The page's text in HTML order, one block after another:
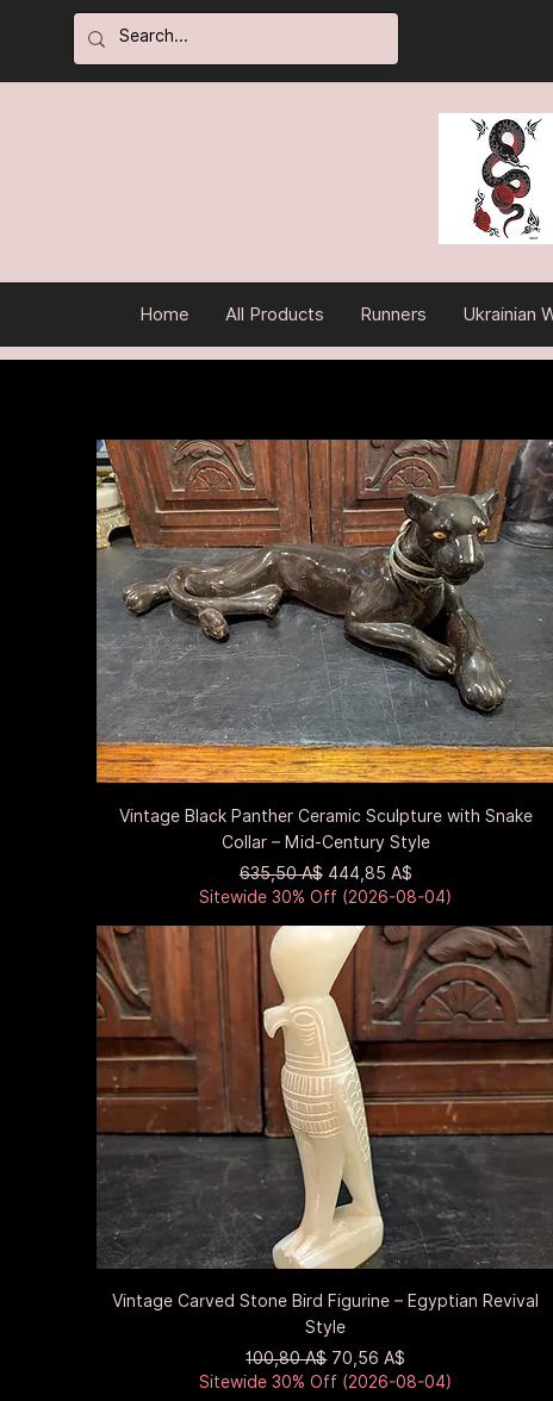
Home All Products Runners Ukrainian
Быстрый просмотр
Vintage Black Panther Ceramic Sculpture with Snake
Collar – Mid-Century Style
Обычная цена
635,50 A$ Цена со скидкой
444,85 A$
Sitewide 30% Off (2026-08-04)
Быстрый просмотр
Vintage Carved Stone Bird Figurine – Egyptian Revival
Style
Обычная цена
100,80 A$ Цена со скидкой
70,56 A$
Sitewide 30% Off (2026-08-04)